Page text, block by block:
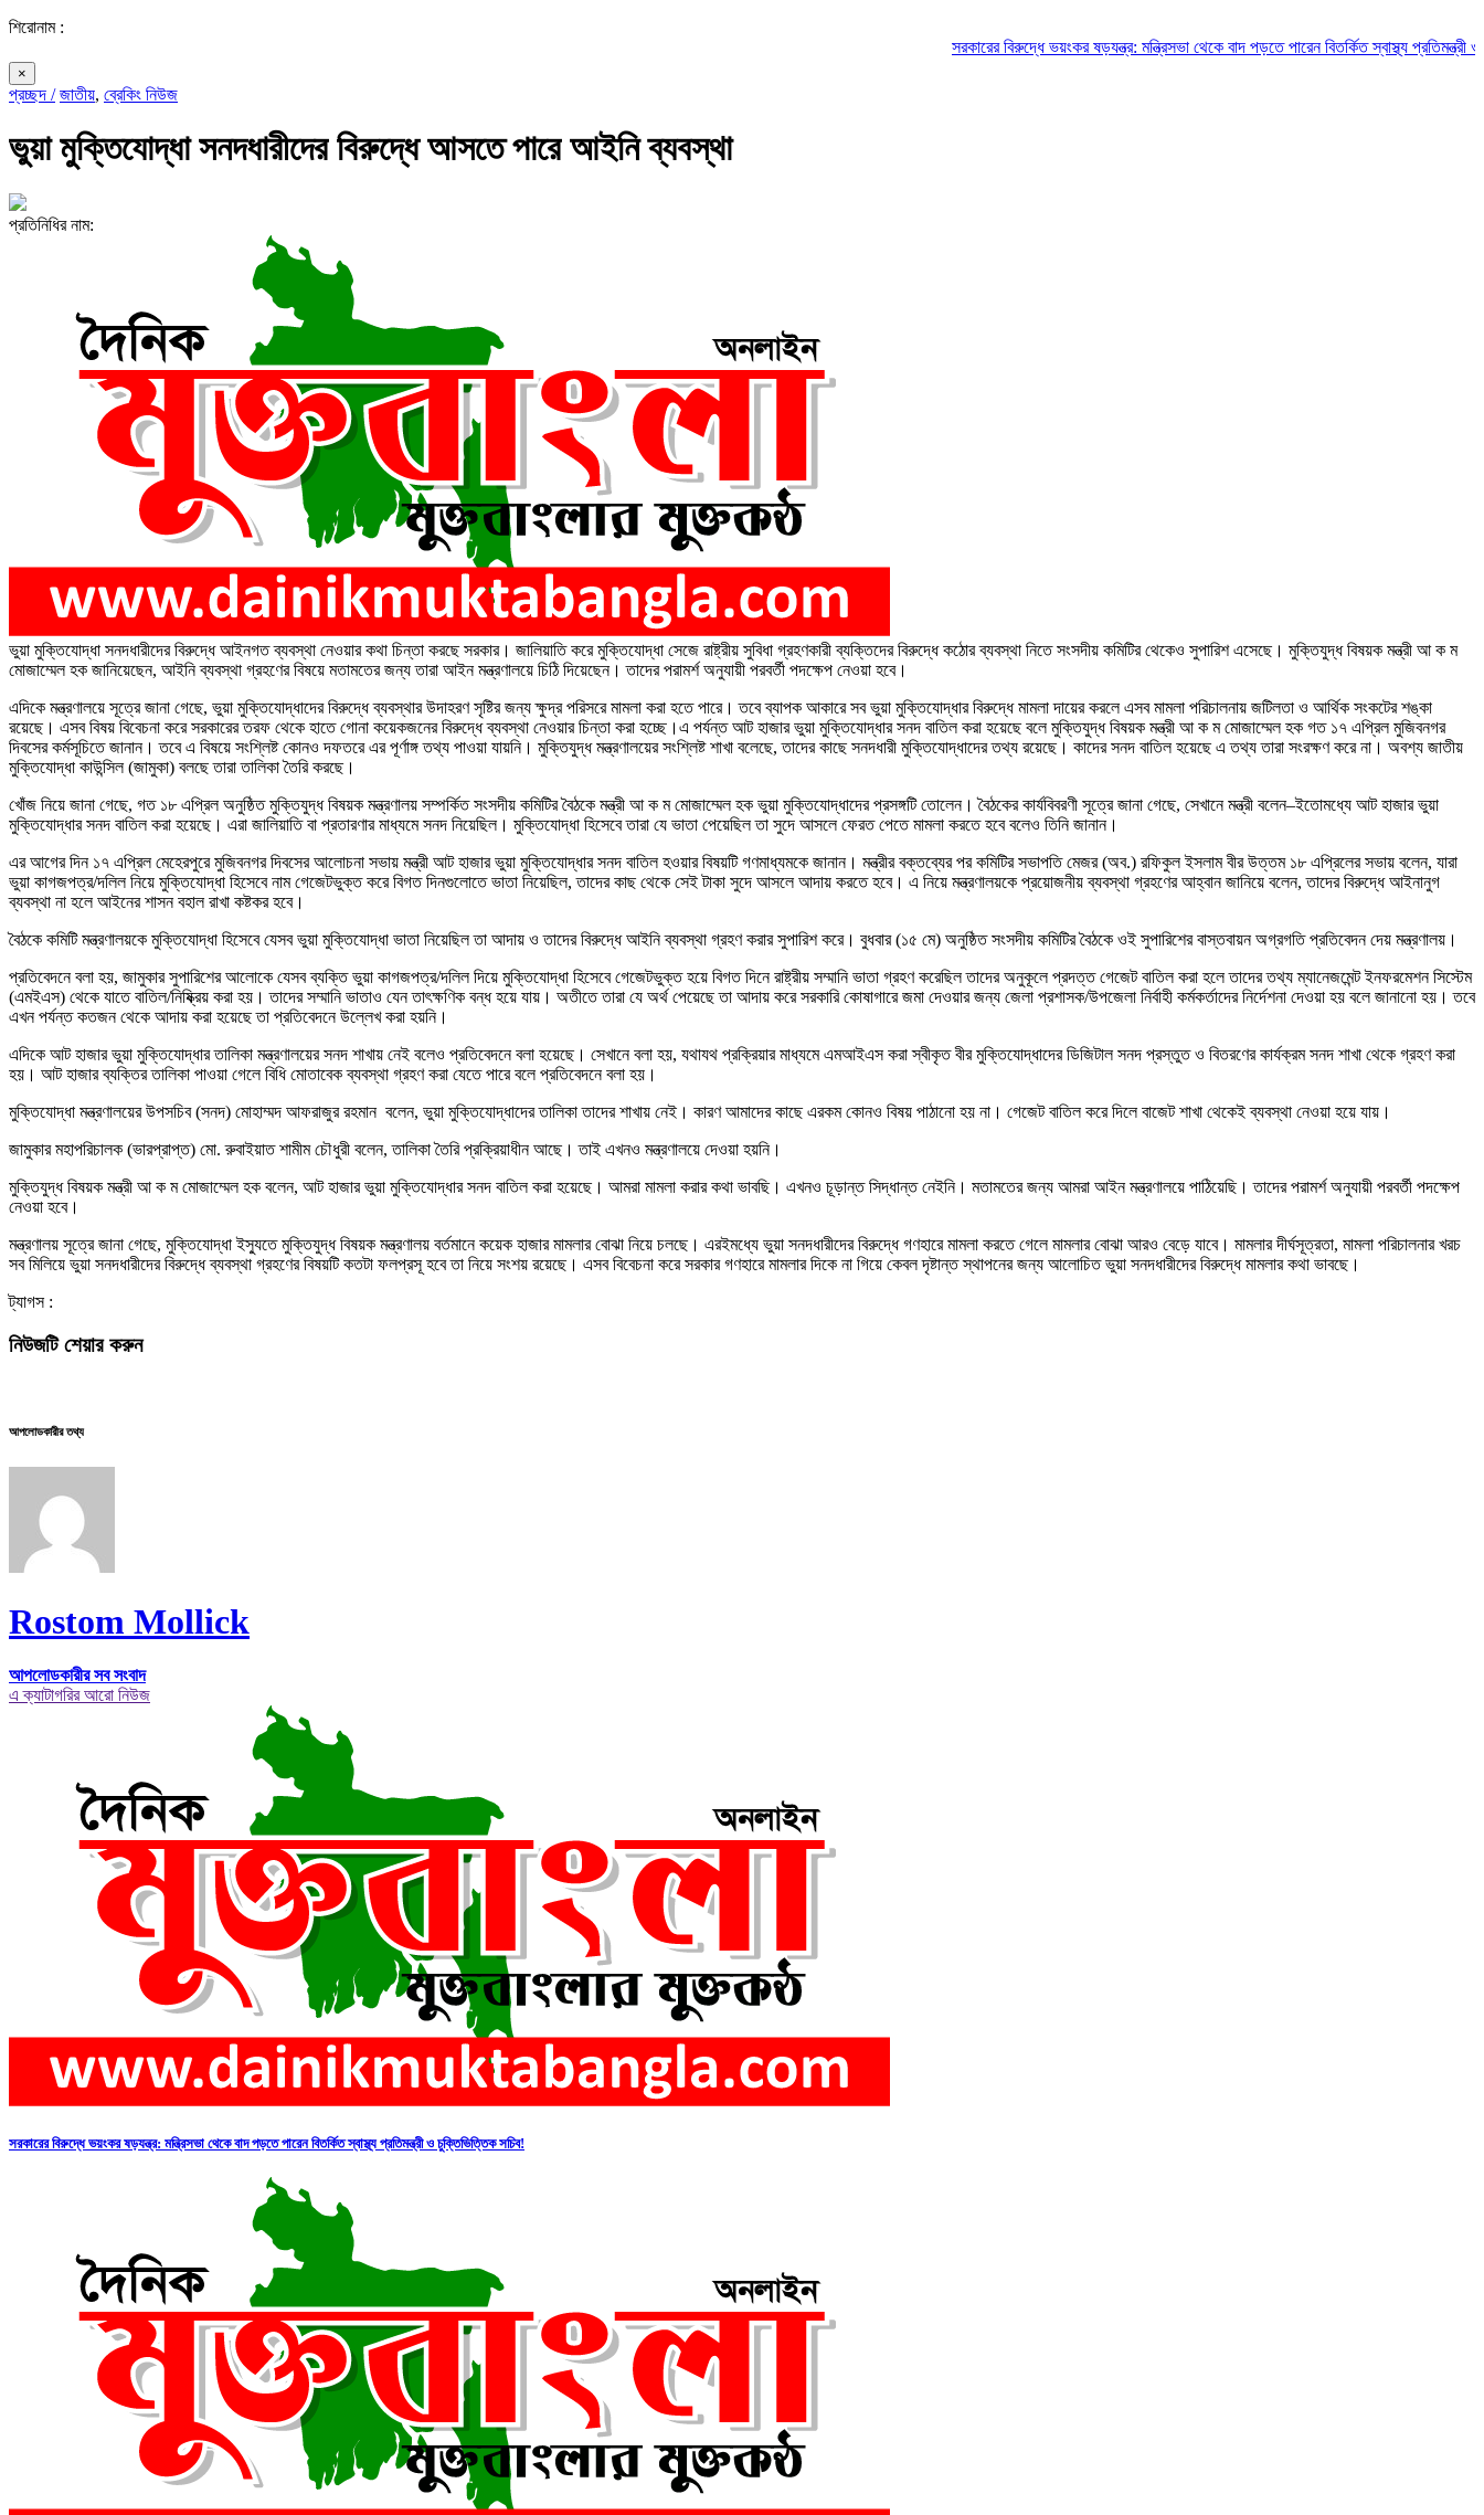
শিরোনাম :
সরকারের বিরুদ্ধে ভয়ংকর ষড়যন্ত্র: মন্ত্রিসভা থেকে বাদ পড়তে পারেন বিতর্কিত স্বাস্থ্য প্রতিমন্ত্রী ও
×
প্রচ্ছদ / জাতীয়, ব্রেকিং নিউজ
ভুয়া মুক্তিযোদ্ধা সনদধারীদের বিরুদ্ধে আসতে পারে আইনি ব্যবস্থা
প্রতিনিধির নাম:
ভুয়া মুক্তিযোদ্ধা সনদধারীদের বিরুদ্ধে আইনগত ব্যবস্থা নেওয়ার কথা চিন্তা করছে সরকার। জালিয়াতি করে মুক্তিযোদ্ধা সেজে রাষ্ট্রীয় সুবিধা গ্রহণকারী ব্যক্তিদের বিরুদ্ধে কঠোর ব্যবস্থা নিতে সংসদীয় কমিটির থেকেও সুপারিশ এসেছে। মুক্তিযুদ্ধ বিষয়ক মন্ত্রী আ ক ম
মোজাম্মেল হক জানিয়েছেন, আইনি ব্যবস্থা গ্রহণের বিষয়ে মতামতের জন্য তারা আইন মন্ত্রণালয়ে চিঠি দিয়েছেন। তাদের পরামর্শ অনুযায়ী পরবর্তী পদক্ষেপ নেওয়া হবে।
এদিকে মন্ত্রণালয়ে সূত্রে জানা গেছে, ভুয়া মুক্তিযোদ্ধাদের বিরুদ্ধে ব্যবস্থার উদাহরণ সৃষ্টির জন্য ক্ষুদ্র পরিসরে মামলা করা হতে পারে। তবে ব্যাপক আকারে সব ভুয়া মুক্তিযোদ্ধার বিরুদ্ধে মামলা দায়ের করলে এসব মামলা পরিচালনায় জটিলতা ও আর্থিক সংকটের শঙ্কা
রয়েছে। এসব বিষয় বিবেচনা করে সরকারের তরফ থেকে হাতে গোনা কয়েকজনের বিরুদ্ধে ব্যবস্থা নেওয়ার চিন্তা করা হচ্ছে।এ পর্যন্ত আট হাজার ভুয়া মুক্তিযোদ্ধার সনদ বাতিল করা হয়েছে বলে মুক্তিযুদ্ধ বিষয়ক মন্ত্রী আ ক ম মোজাম্মেল হক গত ১৭ এপ্রিল মুজিবনগর
দিবসের কর্মসূচিতে জানান। তবে এ বিষয়ে সংশ্লিষ্ট কোনও দফতরে এর পূর্ণাঙ্গ তথ্য পাওয়া যায়নি। মুক্তিযুদ্ধ মন্ত্রণালয়ের সংশ্লিষ্ট শাখা বলেছে, তাদের কাছে সনদধারী মুক্তিযোদ্ধাদের তথ্য রয়েছে। কাদের সনদ বাতিল হয়েছে এ তথ্য তারা সংরক্ষণ করে না। অবশ্য জাতীয়
মুক্তিযোদ্ধা কাউন্সিল (জামুকা) বলছে তারা তালিকা তৈরি করছে।
খোঁজ নিয়ে জানা গেছে, গত ১৮ এপ্রিল অনুষ্ঠিত মুক্তিযুদ্ধ বিষয়ক মন্ত্রণালয় সম্পর্কিত সংসদীয় কমিটির বৈঠকে মন্ত্রী আ ক ম মোজাম্মেল হক ভুয়া মুক্তিযোদ্ধাদের প্রসঙ্গটি তোলেন। বৈঠকের কার্যবিবরণী সূত্রে জানা গেছে, সেখানে মন্ত্রী বলেন–ইতোমধ্যে আট হাজার ভুয়া
মুক্তিযোদ্ধার সনদ বাতিল করা হয়েছে। এরা জালিয়াতি বা প্রতারণার মাধ্যমে সনদ নিয়েছিল। মুক্তিযোদ্ধা হিসেবে তারা যে ভাতা পেয়েছিল তা সুদে আসলে ফেরত পেতে মামলা করতে হবে বলেও তিনি জানান।
এর আগের দিন ১৭ এপ্রিল মেহেরপুরে মুজিবনগর দিবসের আলোচনা সভায় মন্ত্রী আট হাজার ভুয়া মুক্তিযোদ্ধার সনদ বাতিল হওয়ার বিষয়টি গণমাধ্যমকে জানান। মন্ত্রীর বক্তব্যের পর কমিটির সভাপতি মেজর (অব.) রফিকুল ইসলাম বীর উত্তম ১৮ এপ্রিলের সভায় বলেন, যারা
ভুয়া কাগজপত্র/দলিল নিয়ে মুক্তিযোদ্ধা হিসেবে নাম গেজেটভুক্ত করে বিগত দিনগুলোতে ভাতা নিয়েছিল, তাদের কাছ থেকে সেই টাকা সুদে আসলে আদায় করতে হবে। এ নিয়ে মন্ত্রণালয়কে প্রয়োজনীয় ব্যবস্থা গ্রহণের আহ্বান জানিয়ে বলেন, তাদের বিরুদ্ধে আইনানুগ
ব্যবস্থা না হলে আইনের শাসন বহাল রাখা কষ্টকর হবে।
বৈঠকে কমিটি মন্ত্রণালয়কে মুক্তিযোদ্ধা হিসেবে যেসব ভুয়া মুক্তিযোদ্ধা ভাতা নিয়েছিল তা আদায় ও তাদের বিরুদ্ধে আইনি ব্যবস্থা গ্রহণ করার সুপারিশ করে। বুধবার (১৫ মে) অনুষ্ঠিত সংসদীয় কমিটির বৈঠকে ওই সুপারিশের বাস্তবায়ন অগ্রগতি প্রতিবেদন দেয় মন্ত্রণালয়।
প্রতিবেদনে বলা হয়, জামুকার সুপারিশের আলোকে যেসব ব্যক্তি ভুয়া কাগজপত্র/দলিল দিয়ে মুক্তিযোদ্ধা হিসেবে গেজেটভুক্ত হয়ে বিগত দিনে রাষ্ট্রীয় সম্মানি ভাতা গ্রহণ করেছিল তাদের অনুকূলে প্রদত্ত গেজেট বাতিল করা হলে তাদের তথ্য ম্যানেজমেন্ট ইনফরমেশন সিস্টেম
(এমইএস) থেকে যাতে বাতিল/নিষ্ক্রিয় করা হয়। তাদের সম্মানি ভাতাও যেন তাৎক্ষণিক বন্ধ হয়ে যায়। অতীতে তারা যে অর্থ পেয়েছে তা আদায় করে সরকারি কোষাগারে জমা দেওয়ার জন্য জেলা প্রশাসক/উপজেলা নির্বাহী কর্মকর্তাদের নির্দেশনা দেওয়া হয় বলে জানানো হয়। তবে
এখন পর্যন্ত কতজন থেকে আদায় করা হয়েছে তা প্রতিবেদনে উল্লেখ করা হয়নি।
এদিকে আট হাজার ভুয়া মুক্তিযোদ্ধার তালিকা মন্ত্রণালয়ের সনদ শাখায় নেই বলেও প্রতিবেদনে বলা হয়েছে। সেখানে বলা হয়, যথাযথ প্রক্রিয়ার মাধ্যমে এমআইএস করা স্বীকৃত বীর মুক্তিযোদ্ধাদের ডিজিটাল সনদ প্রস্তুত ও বিতরণের কার্যক্রম সনদ শাখা থেকে গ্রহণ করা
হয়। আট হাজার ব্যক্তির তালিকা পাওয়া গেলে বিধি মোতাবেক ব্যবস্থা গ্রহণ করা যেতে পারে বলে প্রতিবেদনে বলা হয়।
মুক্তিযোদ্ধা মন্ত্রণালয়ের উপসচিব (সনদ) মোহাম্মদ আফরাজুর রহমান বলেন, ভুয়া মুক্তিযোদ্ধাদের তালিকা তাদের শাখায় নেই। কারণ আমাদের কাছে এরকম কোনও বিষয় পাঠানো হয় না। গেজেট বাতিল করে দিলে বাজেট শাখা থেকেই ব্যবস্থা নেওয়া হয়ে যায়।
জামুকার মহাপরিচালক (ভারপ্রাপ্ত) মো. রুবাইয়াত শামীম চৌধুরী বলেন, তালিকা তৈরি প্রক্রিয়াধীন আছে। তাই এখনও মন্ত্রণালয়ে দেওয়া হয়নি।
মুক্তিযুদ্ধ বিষয়ক মন্ত্রী আ ক ম মোজাম্মেল হক বলেন, আট হাজার ভুয়া মুক্তিযোদ্ধার সনদ বাতিল করা হয়েছে। আমরা মামলা করার কথা ভাবছি। এখনও চূড়ান্ত সিদ্ধান্ত নেইনি। মতামতের জন্য আমরা আইন মন্ত্রণালয়ে পাঠিয়েছি। তাদের পরামর্শ অনুযায়ী পরবর্তী পদক্ষেপ
নেওয়া হবে।
মন্ত্রণালয় সূত্রে জানা গেছে, মুক্তিযোদ্ধা ইস্যুতে মুক্তিযুদ্ধ বিষয়ক মন্ত্রণালয় বর্তমানে কয়েক হাজার মামলার বোঝা নিয়ে চলছে। এরইমধ্যে ভুয়া সনদধারীদের বিরুদ্ধে গণহারে মামলা করতে গেলে মামলার বোঝা আরও বেড়ে যাবে। মামলার দীর্ঘসূত্রতা, মামলা পরিচালনার খরচ
সব মিলিয়ে ভুয়া সনদধারীদের বিরুদ্ধে ব্যবস্থা গ্রহণের বিষয়টি কতটা ফলপ্রসূ হবে তা নিয়ে সংশয় রয়েছে। এসব বিবেচনা করে সরকার গণহারে মামলার দিকে না গিয়ে কেবল দৃষ্টান্ত স্থাপনের জন্য আলোচিত ভুয়া সনদধারীদের বিরুদ্ধে মামলার কথা ভাবছে।
ট্যাগস :
নিউজটি শেয়ার করুন
আপলোডকারীর তথ্য
Rostom Mollick
আপলোডকারীর সব সংবাদ
এ ক্যাটাগরির আরো নিউজ
সরকারের বিরুদ্ধে ভয়ংকর ষড়যন্ত্র: মন্ত্রিসভা থেকে বাদ পড়তে পারেন বিতর্কিত স্বাস্থ্য প্রতিমন্ত্রী ও চুক্তিভিত্তিক সচিব!